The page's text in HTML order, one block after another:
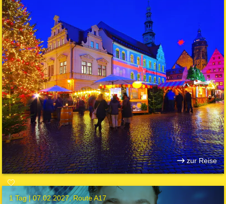
zur Reise
1 Tag |07.02.2027 Route A17